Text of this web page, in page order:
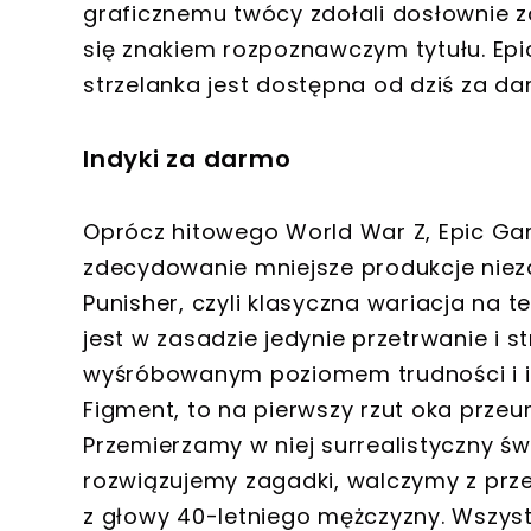
graficznemu twócy zdołali dosłownie
się znakiem rozpoznawczym tytułu.
strzelanka jest dostępna od dziś za
Indyki za darmo
Oprócz hitowego World War Z, Epic
zdecydowanie mniejsze produkcje
Punisher, czyli klasyczna wariacja na
jest w zasadzie jedynie przetrwanie i
wyśróbowanym poziomem trudności i
Figment, to na pierwszy rzut oka
Przemierzamy w niej surrealistyczny
rozwiązujemy zagadki, walczymy z
z głowy 40-letniego mężczyzny.